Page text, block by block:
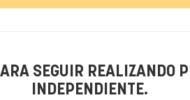
SEGUIR REALIZANDO
INDEPENDIENTE.